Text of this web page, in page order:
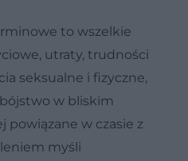
to wszelkie
utraty, trudności
seksualne i fizyczne,
w bliskim
powiązane w czasie z
myśli